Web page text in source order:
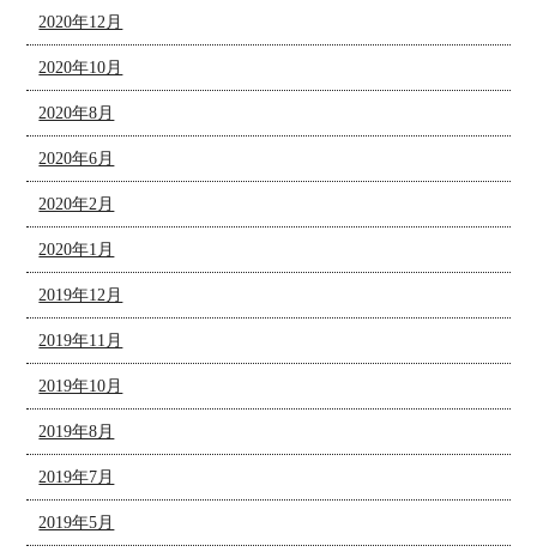
2020年12月
2020年10月
2020年8月
2020年6月
2020年2月
2020年1月
2019年12月
2019年11月
2019年10月
2019年8月
2019年7月
2019年5月